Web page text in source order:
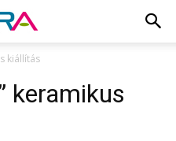
kiállítás
keramikus